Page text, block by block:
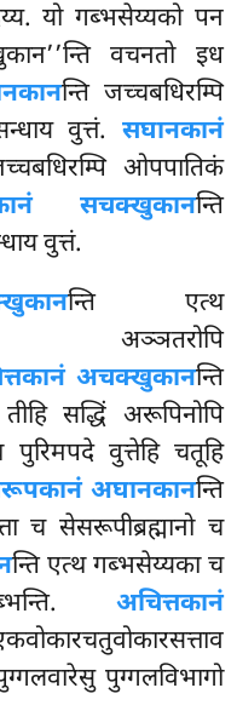
यो गब्भसेय्यको पन
वचनतो इध
न्ति जच्चबधिरम्पि
वुत्तं. सघानकानं
ओपपातिकं
सचक्खुकानन्ति
वुत्तं.
न्ति एत्थ
अञ्ञतरोपि
अचक्खुकानन्ति
सद्धिं अरूपिनोपि
पुरिमपदे वुत्तेहि चतूहि
अघानकानन्ति
च सेसरूपीब्रह्मानो च
न्ति एत्थ गब्भसेय्यका च
अचित्तकानं
पुग्गलविभागो